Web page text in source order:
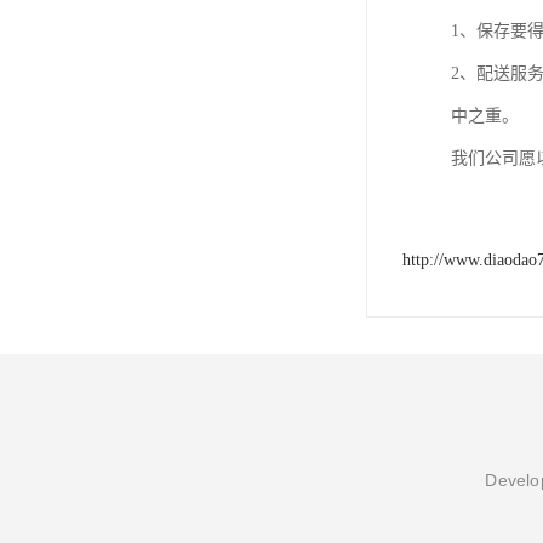
1、保存要
2、配送服
中之重。
我们公司愿
http://